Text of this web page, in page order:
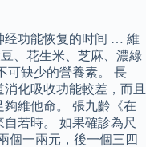
经功能恢复的时间 … 維
、花生米、芝麻、濃綠
可缺少的營養素。 長
化吸收功能較差，而且
維他命。 張九齡《在
若時。 如果確診為尺
個一兩元，後一個三四